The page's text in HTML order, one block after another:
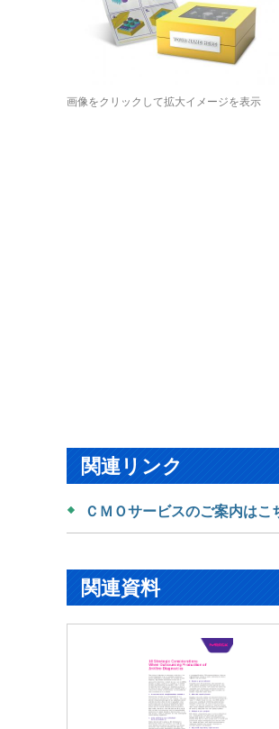
画像をクリックして拡大イメージを表示
関連リンク
ＣＭＯサービスのご案内はこ
関連資料